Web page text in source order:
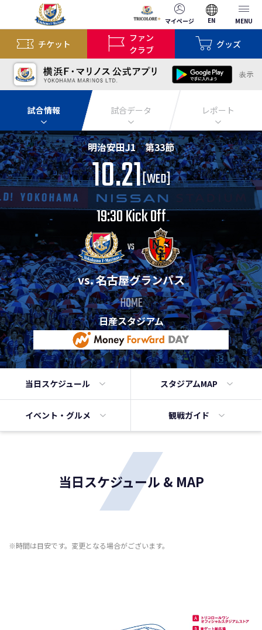
マイページ EN MENU
チケット
ファン
クラブ
グッズ
試合情報 試合データ レポート
明治安田J1 第33節
10.21[WED]
19:30 Kick Off
VS
vs. 名古屋グランパス
HOME
日産スタジアム
当日スケジュール スタジアムMAP
イベント・ グルメ 観戦ガイド
当日スケジュール & MAP
※時間は目安です。変更となる場合がございます。